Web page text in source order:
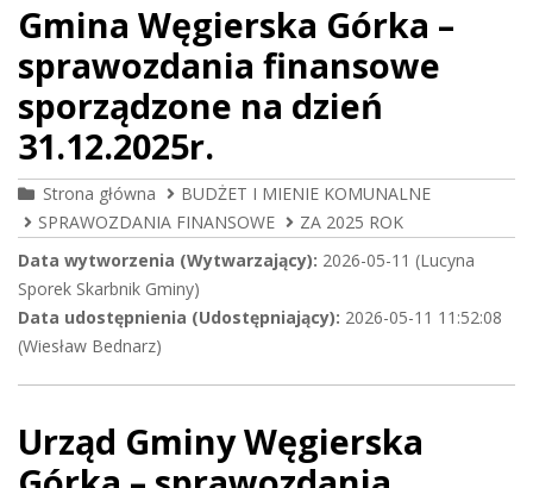
Gmina Węgierska Górka –
sprawozdania finansowe
sporządzone na dzień
31.12.2025r.
Strona główna
BUDŻET I MIENIE KOMUNALNE
SPRAWOZDANIA FINANSOWE
ZA 2025 ROK
Data wytworzenia (Wytwarzający): 2026-05-11 (Lucyna
Sporek Skarbnik Gminy)
Data udostępnienia (Udostępniający): 2026-05-11 11:52:08
(Wiesław Bednarz)
Urząd Gminy Węgierska